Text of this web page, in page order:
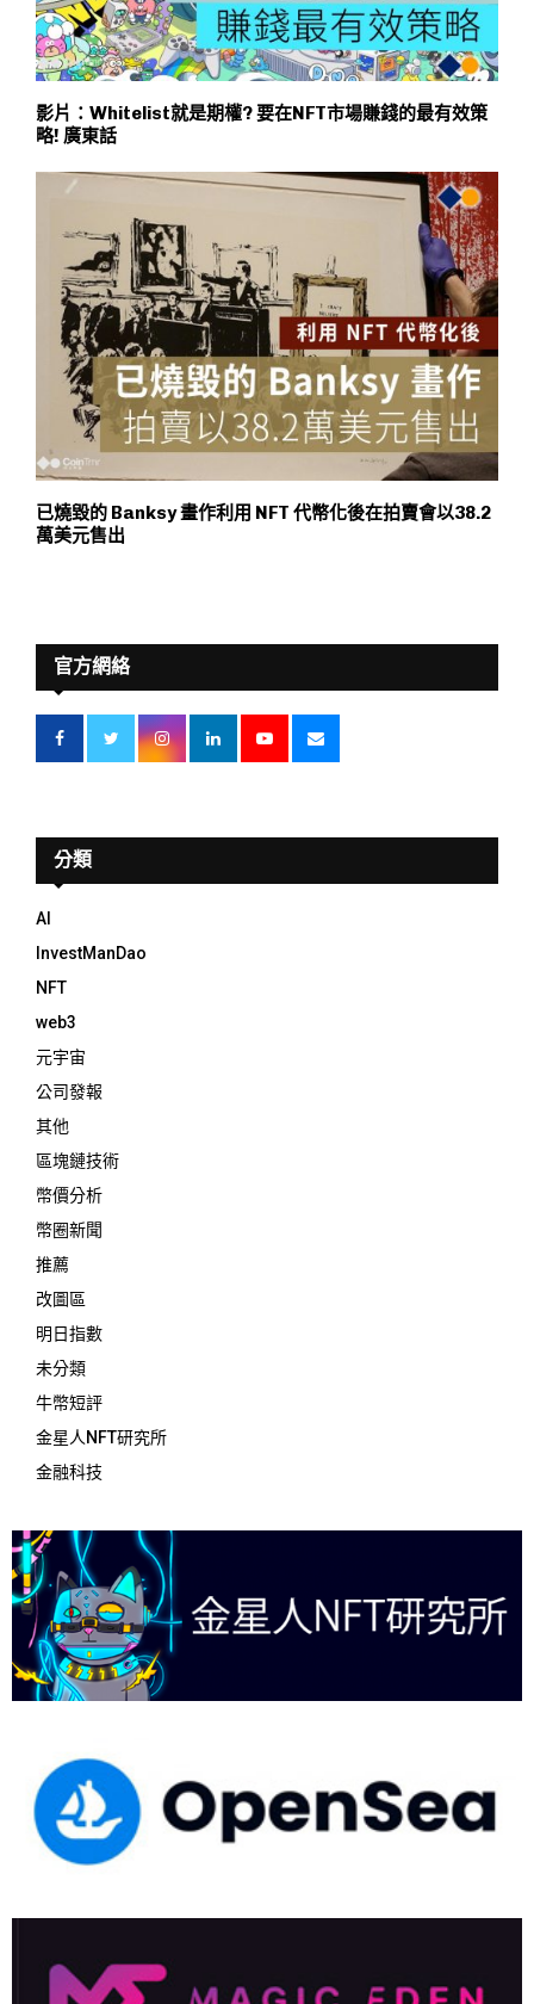
影片：Whitelist就是期權? 要在NFT市場賺錢的最有效策
略! 廣東話
已燒毀的 Banksy 畫作利用 NFT 代幣化後在拍賣會以38.2
萬美元售出
官方網絡
分類
AI
InvestManDao
NFT
web3
元宇宙
公司發報
其他
區塊鏈技術
幣價分析
幣圈新聞
推薦
改圖區
明日指數
未分類
牛幣短評
金星人NFT研究所
金融科技